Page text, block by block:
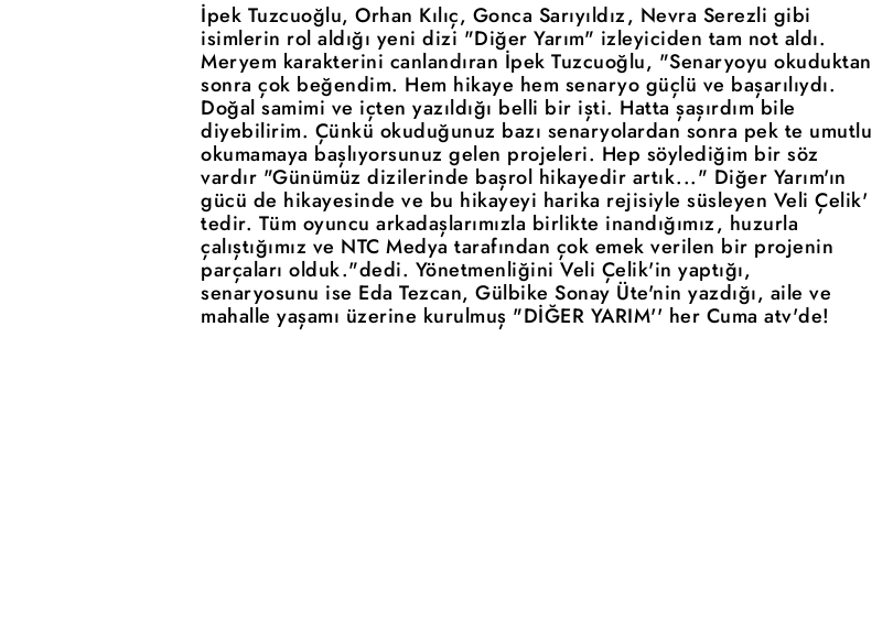
İpek Tuzcuoğlu, Orhan Kılıç, Gonca Sarıyıldız, Nevra Serezli gibi
isimlerin rol aldığı yeni dizi "Diğer Yarım" izleyiciden tam not aldı.
Meryem karakterini canlandıran İpek Tuzcuoğlu, "Senaryoyu okuduktan
sonra çok beğendim. Hem hikaye hem senaryo güçlü ve başarılıydı.
Doğal samimi ve içten yazıldığı belli bir işti. Hatta şaşırdım bile
diyebilirim. Çünkü okuduğunuz bazı senaryolardan sonra pek te umutlu
okumamaya başlıyorsunuz gelen projeleri. Hep söylediğim bir söz
vardır "Günümüz dizilerinde başrol hikayedir artık..." Diğer Yarım'ın
gücü de hikayesinde ve bu hikayeyi harika rejisiyle süsleyen Veli Çelik'
tedir. Tüm oyuncu arkadaşlarımızla birlikte inandığımız, huzurla
çalıştığımız ve NTC Medya tarafından çok emek verilen bir projenin
parçaları olduk."dedi. Yönetmenliğini Veli Çelik'in yaptığı,
senaryosunu ise Eda Tezcan, Gülbike Sonay Üte'nin yazdığı, aile ve
mahalle yaşamı üzerine kurulmuş "DİĞER YARIM'' her Cuma atv'de!